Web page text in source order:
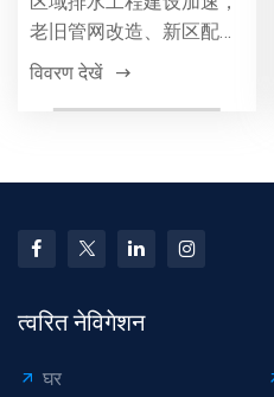
老旧管网改造、新区配套
等项目推动排水管材需求
选，需求持续攀升。
विवरण देखें
त्वरित नेविगेशन
घर